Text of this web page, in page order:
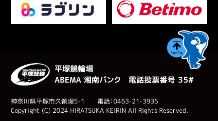
平塚競輪場
ABEMA 湘南バンク 電話投票番号 ３５#
神奈川県平塚市久領堤5-1 電話：0463-21-3935
Copyright (C) 2024 HIRATSUKA KEIRIN All Rights Reserved.